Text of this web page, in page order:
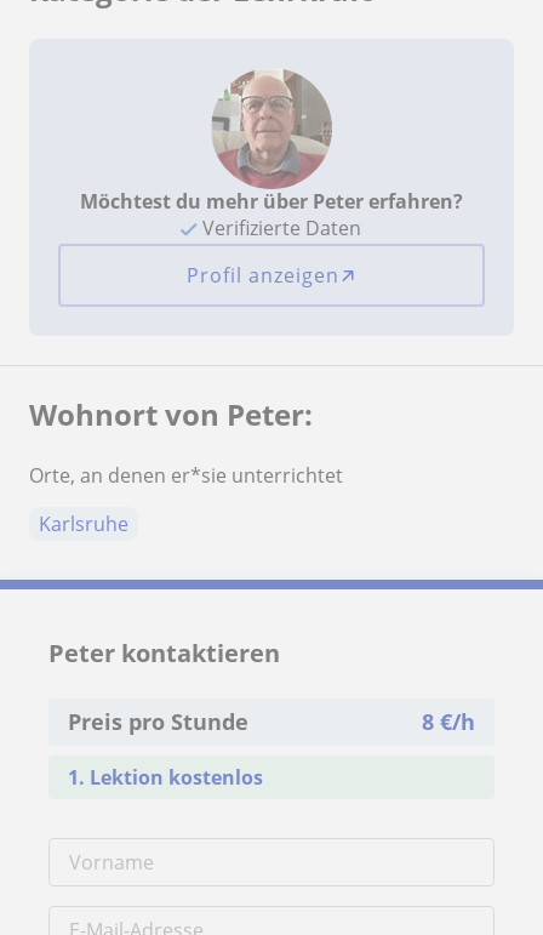
Möchtest du mehr über Peter erfahren?
Verifizierte Daten
Profil anzeigen
Wohnort von Peter:
Orte, an denen er*sie unterrichtet
Karlsruhe
Peter kontaktieren
Preis pro Stunde 8€/h
1. Lektion kostenlos